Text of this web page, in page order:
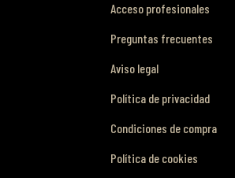
Acceso profesionales
Preguntas frecuentes
Aviso legal
Política de privacidad
Condiciones de compra
Política de cookies